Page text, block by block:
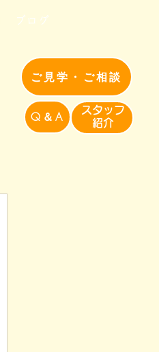
ご見学・ご相談
Q＆A
​スタッフ
紹介​
ブログ